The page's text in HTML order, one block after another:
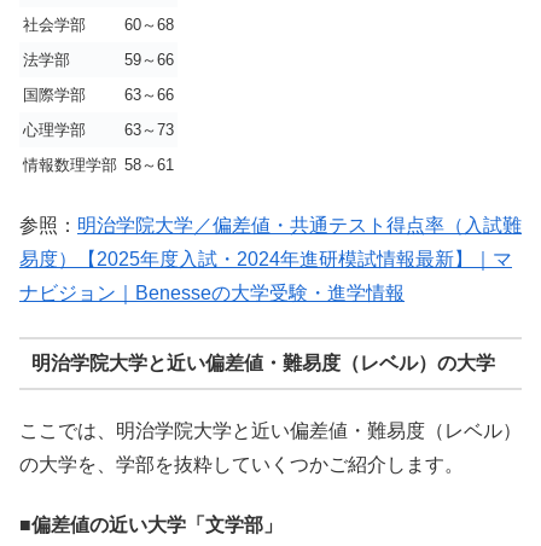
社会学部
60～68
法学部
59～66
国際学部
63～66
心理学部
63～73
情報数理学部 58～61
参照： 明治学院大学／偏差値・共通テスト得点率（入試難
易度）【2025年度入試・2024年進研模試情報最新】｜マ
ナビジョン｜Benesseの大学受験・進学情報
明治学院大学と近い偏差値・難易度（レベル）の大学
ここでは、明治学院大学と近い偏差値・難易度（レベル）
の大学を、学部を抜粋していくつかご紹介します。
■偏差値の近い大学「文学部」